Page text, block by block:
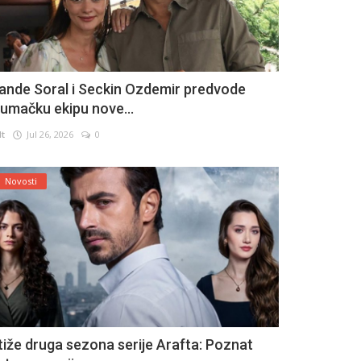
Soral i Seckin Ozdemir predvode
ekipu nove...
Jul 26, 2026 0
Novosti
druga sezona serije Arafta: Poznat